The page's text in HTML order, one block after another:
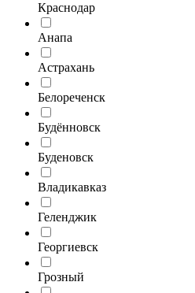
Краснодар
Анапа
Астрахань
Белореченск
Будённовск
Буденовск
Владикавказ
Геленджик
Георгиевск
Грозный